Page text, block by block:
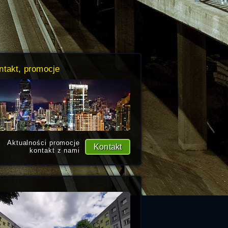
promocje
Kontakt
Aktualności promocje
kontakt z nami